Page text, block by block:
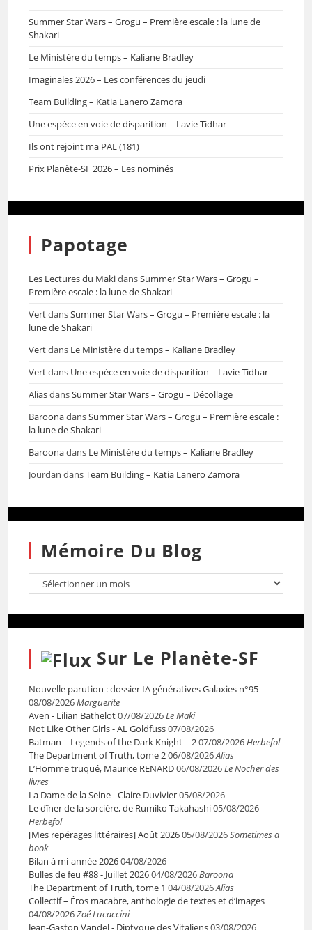
Summer Star Wars – Grogu – Première escale : la lune de
Shakari
Le Ministère du temps – Kaliane Bradley
Imaginales 2026 – Les conférences du jeudi
Team Building – Katia Lanero Zamora
Une espèce en voie de disparition – Lavie Tidhar
Ils ont rejoint ma PAL (181)
Prix Planète-SF 2026 – Les nominés
Papotage
Les Lectures du MakidansSummer Star Wars – Grogu –
Première escale : la lune de Shakari
VertdansSummer Star Wars – Grogu – Première escale : la
lune de Shakari
Vertdans Le Ministère du temps – Kaliane Bradley
Vertdans Une espèce en voie de disparition – Lavie Tidhar
AliasdansSummer Star Wars – Grogu – Décollage
BaroonadansSummer Star Wars – Grogu – Première escale :
la lune de Shakari
Baroonadans Le Ministère du temps – Kaliane Bradley
Jourdan dansTeam Building – Katia Lanero Zamora
Mémoire Du Blog
Sur Le Planète-SF
Nouvelle parution : dossier IA génératives Galaxies n°95
08/08/2026Marguerite
Aven - Lilian Bathelot07/08/2026Le Maki
Not Like Other Girls - AL Goldfuss07/08/2026
Batman – Legends of the Dark Knight – 207/08/2026Herbefol
The Department of Truth, tome 206/08/2026Alias
L’Homme truqué, Maurice RENARD06/08/2026Le Nocher des
livres
La Dame de la Seine - Claire Duvivier05/08/2026
Le dîner de la sorcière, de Rumiko Takahashi05/08/2026
Herbefol
[Mes repérages littéraires] Août 202605/08/2026Sometimes a
book
Bilan à mi-année 202604/08/2026
Bulles de feu #88 - Juillet 202604/08/2026Baroona
The Department of Truth, tome 1 04/08/2026Alias
Collectif – Éros macabre, anthologie de textes et d’images
04/08/2026Zoé Lucaccini
Jean-Gaston Vandel - Diptyque des Vitaliens03/08/2026